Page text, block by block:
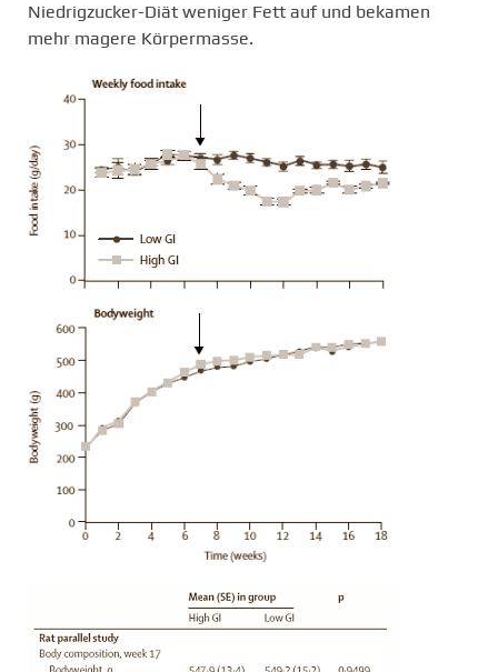
Niedrigzucker-Diät weniger Fett auf und bekamen
mehr magere Körpermasse.